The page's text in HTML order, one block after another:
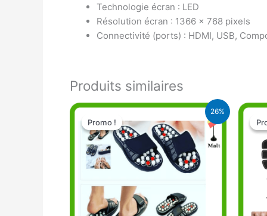
Technologie écran : LED
Résolution écran : 1366 x 768 pixels
Connectivité (ports) : HDMI, USB,
Produits similaires
26%
Promo !
Promo !
Le
initial
était :
12.900 CFA.
Le
actuel
est :
9.500 CFA.